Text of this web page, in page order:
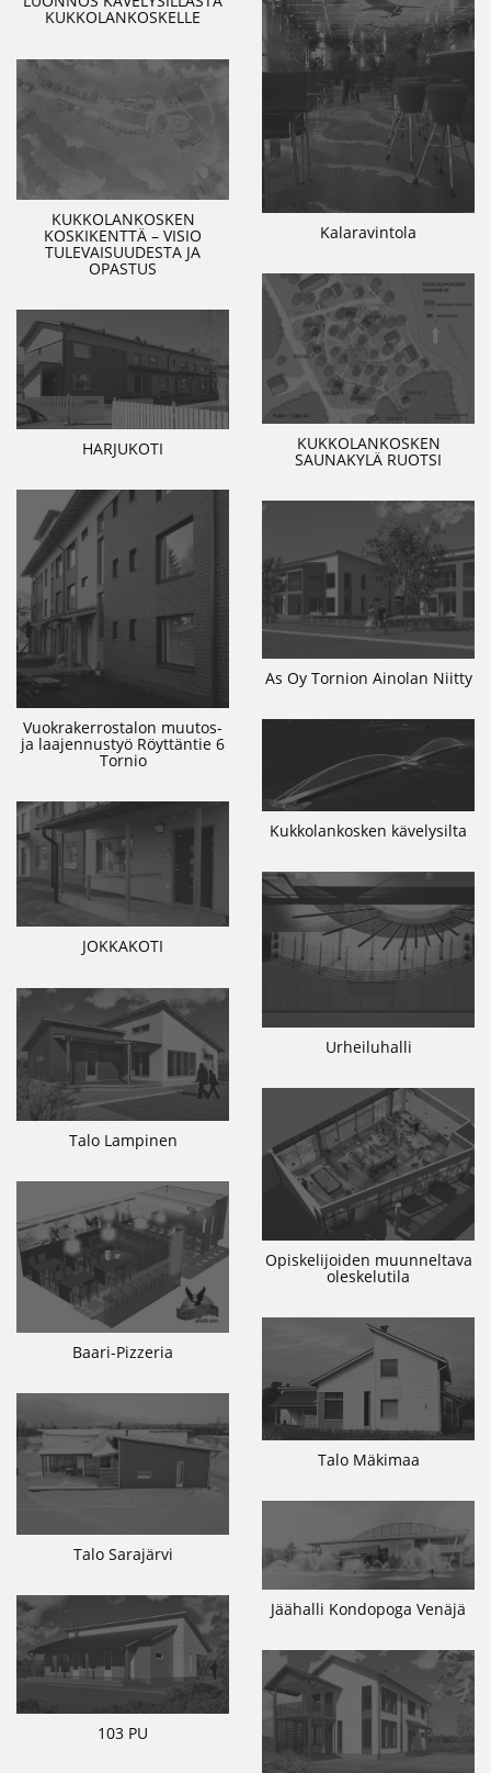
KUKKOLANKOSKELLE
Kalaravintola
KUKKOLANKOSKEN
KOSKIKENTTÄ – VISIO
TULEVAISUUDESTA JA
OPASTUS
KUKKOLANKOSKEN
SAUNAKYLÄ RUOTSI
HARJUKOTI
Vuokrakerrostalon muutos-
ja laajennustyö Röyttäntie 6
Tornio
As Oy Tornion Ainolan Niitty
Kukkolankosken kävelysilta
JOKKAKOTI
Urheiluhalli
Talo Lampinen
Opiskelijoiden muunneltava
oleskelutila
Baari-Pizzeria
Talo Mäkimaa
Talo Sarajärvi
Jäähalli Kondopoga Venäjä
103 PU